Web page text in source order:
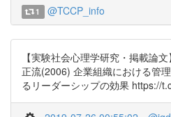
1 @TCCP_info
【実験社会心理学研究・掲載論
正流(2006) 企業組織における管
るリーダーシップの効果 https://